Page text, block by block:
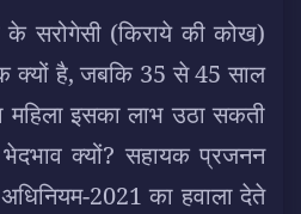
के सरोगेसी (किराये की कोख)
क्यों है, जबकि 35 से 45 साल
महिला इसका लाभ उठा सकती
क्यों? सहायक प्रजनन
अधिनियम-2021 का हवाला देते